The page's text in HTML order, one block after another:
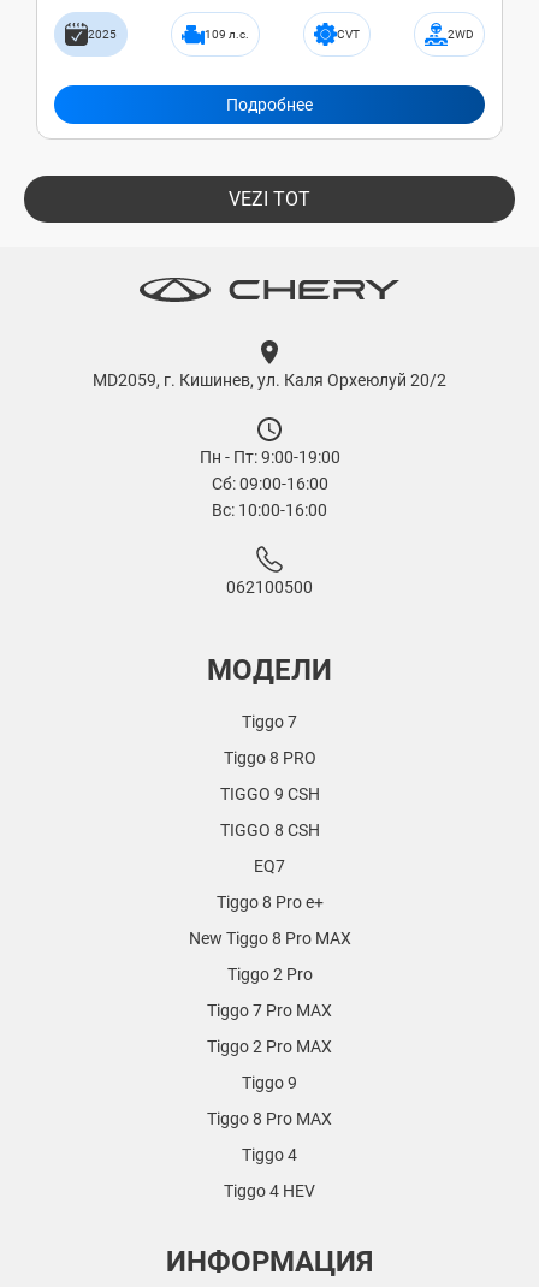
2025 109 л.с. CVT 2WD
Подробнее
VEZI TOT
MD2059, г. Кишинев, ул. Каля Орхеюлуй 20/2
Пн - Пт: 9:00-19:00
Сб: 09:00-16:00
Вс: 10:00-16:00
062100500
МОДЕЛИ
Tiggo 7
Tiggo 8 PRO
TIGGO 9 CSH
TIGGO 8 CSH
EQ7
Tiggo 8 Pro e+
New Tiggo 8 Pro MAX
Tiggo 2 Pro
Tiggo 7 Pro MAX
Tiggo 2 Pro MAX
Tiggo 9
Tiggo 8 Pro MAX
Tiggo 4
Tiggo 4 HEV
ИНФОРМАЦИЯ